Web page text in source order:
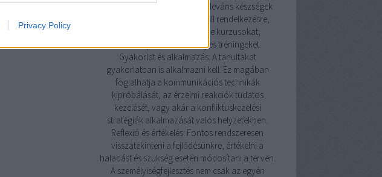
Privacy Policy
érzelmi intelligencia és más releváns készségek
fejlesztésére számos forrás áll rendelkezésre,
beleértve könyveket, online kurzusokat,
workshopokat és személyes tréningeket.
Gyakorlat és alkalmazás: A tanultakat
gyakorlatban is alkalmazni kell. Ez magában
foglalhatja a kommunikációs technikák
kipróbálását, az érzelmi reakciók tudatos
kezelését, vagy akár a konfliktuskezelési
stratégiák alkalmazását valós helyzetekben.
Reflexió és értékelés: Fontos rendszeresen
visszatekinteni a fejlődésünkre, értékelni a
haladást és szükség esetén módosítani a terven.
A személyiségfejlesztés nem csak az egyén